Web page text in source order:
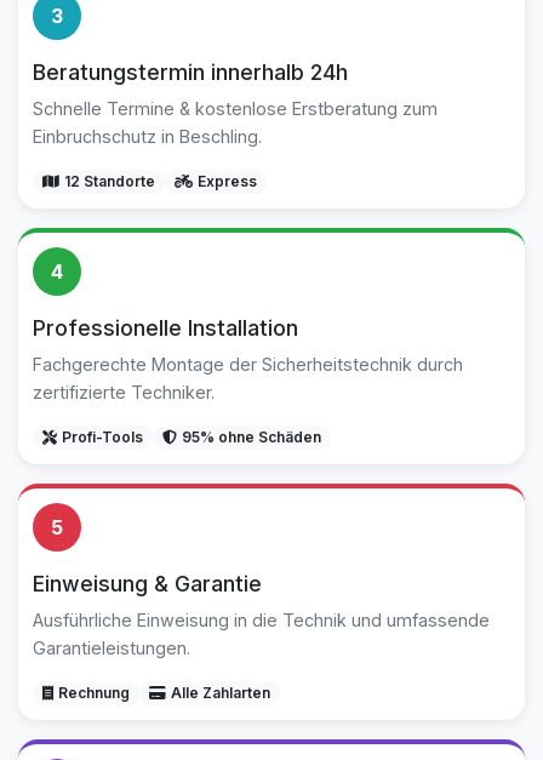
3
Beratungstermin innerhalb 24h
Schnelle Termine & kostenlose Erstberatung zum
Einbruchschutz in Beschling.
12 Standorte Express
4
Professionelle Installation
Fachgerechte Montage der Sicherheitstechnik durch
zertifizierte Techniker.
Profi-Tools 95% ohne Schäden
5
Einweisung & Garantie
Ausführliche Einweisung in die Technik und umfassende
Garantieleistungen.
Rechnung Alle Zahlarten